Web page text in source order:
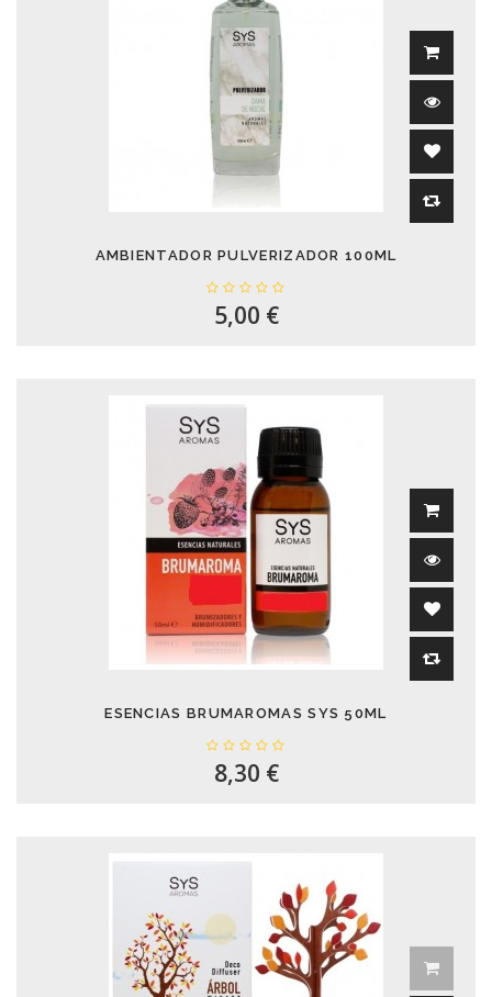
AMBIENTADOR PULVERIZADOR 100ML
5,00 €
ESENCIAS BRUMAROMAS SYS 50ML
8,30 €